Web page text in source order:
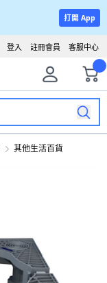
打開 App
客服中心
註冊會員
登入
其他生活百貨